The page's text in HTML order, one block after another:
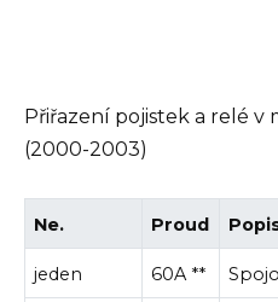
Přiřazení pojistek a relé
(2000-2003)
Ne. Proud
jeden 60A **